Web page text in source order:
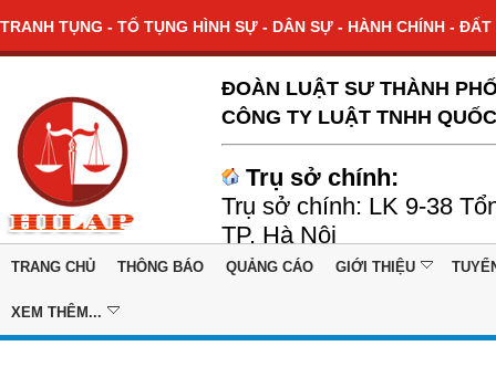
TRANH TỤNG - TỐ TỤNG HÌNH SỰ - DÂN SỰ - HÀNH CHÍNH -
ĐOÀN LUẬT SƯ THÀNH
CÔNG TY LUẬT TNHH
Trụ sở chính:
Trụ sở chính: LK 9-38
TP. Hà Nội
TRANG CHỦ THÔNG BÁO QUẢNG CÁO GIỚI THIỆU
XEM THÊM...